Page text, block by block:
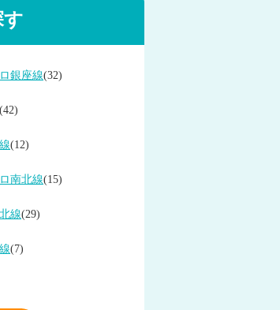
銀座線(32)
(42)
(12)
南北線(15)
線(29)
(7)